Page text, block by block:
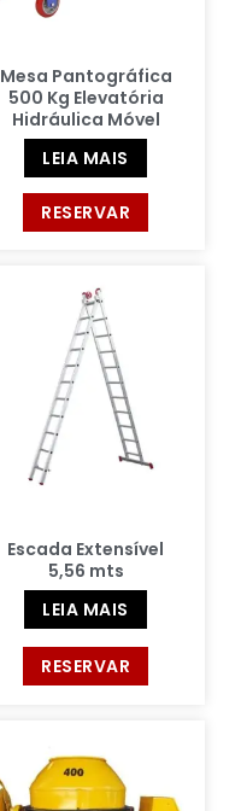
Mesa Pantográfica
500 Kg Elevatória
Hidráulica Móvel
LEIA MAIS
RESERVAR
Escada Extensível
5,56 mts
LEIA MAIS
RESERVAR